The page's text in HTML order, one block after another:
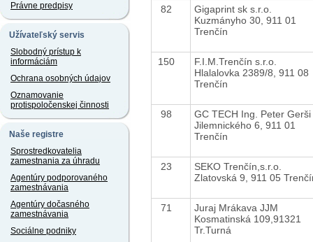
Právne predpisy
Užívateľský servis
Slobodný prístup k
informáciám
Ochrana osobných údajov
Oznamovanie
protispoločenskej činnosti
Naše registre
Sprostredkovatelia
zamestnania za úhradu
Agentúry podporovaného
zamestnávania
Agentúry dočasného
zamestnávania
Sociálne podniky
82
Gigaprint sk s.r.o.
Kuzmányho 30, 911 01
Trenčín
150
F.I.M.Trenčín s.r.o.
Hlalalovka 2389/8, 911 08
Trenčín
98
GC TECH Ing. Peter Gerši
Jilemnického 6, 911 01
Trenčín
23
SEKO Trenčín,s.r.o.
Zlatovská 9, 911 05
71
Juraj Mrákava JJM
Kosmatinská 109,91321
Tr.Turná